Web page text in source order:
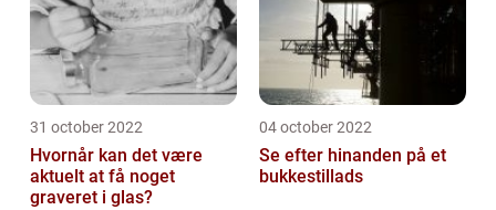
31 october 2022
Hvornår kan det være
aktuelt at få noget
graveret i glas?
04 october 2022
Se efter hinanden på et
bukkestillads